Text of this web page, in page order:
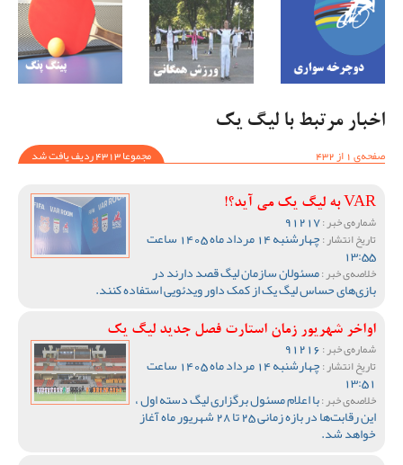
اخبار مرتبط با لیگ یک
صفحه‌ی 1 از 432
مجموعا 4313 ردیف یافت شد
VAR به لیگ یک می آید؟!
شماره‌ی خبر :
تاریخ انتشار : چهارشنبه 14 مرداد ماه 1405 ساعت
13:55
خلاصه‌ی خبر :مسئولان سازمان لیگ قصد دارند در
بازی‌های حساس لیگ یک از کمک داور ویدئویی استفاده کنند.
اواخر شهریور زمان استارت فصل جدید لیگ یک
شماره‌ی خبر :
تاریخ انتشار : چهارشنبه 14 مرداد ماه 1405 ساعت
13:51
خلاصه‌ی خبر :با اعلام مسئول برگزاری لیگ دسته اول ،
این رقابت‌ها در بازه زمانی 25 تا 28 شهریور ماه آغاز
خواهد شد.